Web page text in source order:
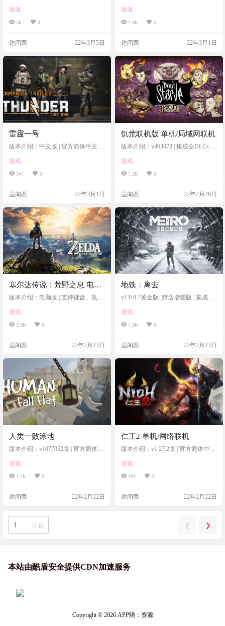
找了一圈没找到资源，到时候找到
再分享出来，那就分享下我最近在
介绍下。 《红警2键位参考图》红警
剧情 二战后爱因斯坦发明了时
间机器，他为了避免战争惨剧发
生，便利用了自己的发明回到战争
爆发前，刺杀了希特勒。这一举动
成功防止了德国走上纳粹道…
游戏
2k 0
达闻西 22年3月5日
鼠标、手柄
游戏
1.3k 0
达闻西 22年3月1日
雷霆一号
版本介绍：中文版 | 官方简体中文 |
游戏
341 0
达闻西 22年3月1日
饥荒联机版 单机/局域网联机
版本介绍：v463073 | 集成全DLCs |
柄 | 赠局域网联机教程
游戏
1.2k 0
达闻西 22年2月26日
塞尔达传说：荒野之息 电脑
版
版本介绍：电脑版 | 支持键盘、鼠
存档 | 赠官方原声211首BGM
游戏
2.5k 0
达闻西 22年2月23日
地铁：离去
v1.0.0.7黄金版_赠送增强版 | 集成DL
标、手柄 | 赠音乐原声 | 赠多项修改
器 | 赠官方艺术图集 | 赠送地铁离去
游戏
1.3k 0
达闻西 22年2月23日
人类一败涂地
版本介绍：v1077052版 | 官方简体中
音乐
游戏
1.1k 0
达闻西 22年2月22日
仁王2 单机/网络联机
版本介绍：v1.27.2版 | 官方简体中文
改器 | 外送全称号、全妖怪武器等，
全收集真正完美存档 | 赠角色设定原
游戏
992 0
达闻西 22年2月22日
/2 页 ❮ ❯
本站由酷盾安全提供CDN加速服务
Copyright © 2026APP喵：资源